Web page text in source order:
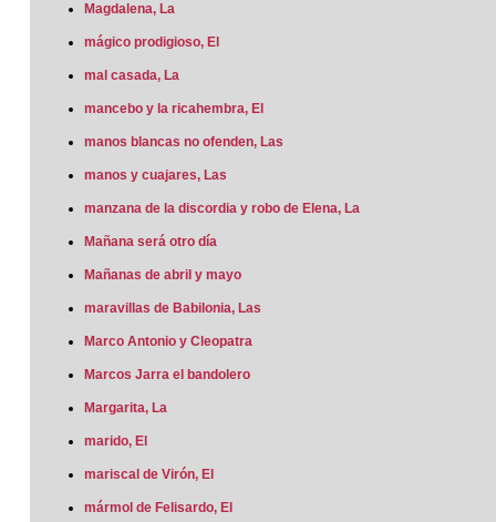
Magdalena, La
mágico prodigioso, El
mal casada, La
mancebo y la ricahembra, El
manos blancas no ofenden, Las
manos y cuajares, Las
manzana de la discordia y robo de Elena, La
Mañana será otro día
Mañanas de abril y mayo
maravillas de Babilonia, Las
Marco Antonio y Cleopatra
Marcos Jarra el bandolero
Margarita, La
marido, El
mariscal de Virón, El
mármol de Felisardo, El